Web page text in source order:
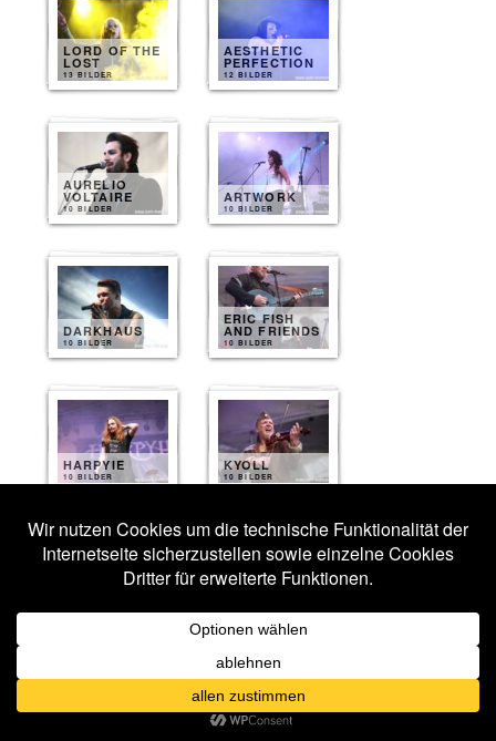
LORD OF THE
LOST
13 BILDER
AESTHETIC
PERFECTION
12 BILDER
AURELIO
VOLTAIRE
10 BILDER
ARTWORK
10 BILDER
DARKHAUS
10 BILDER
ERIC FISH
AND FRIENDS
10 BILDER
HARPYIE
10 BILDER
KYOLL
10 BILDER
10 BILDER 9 BILDER